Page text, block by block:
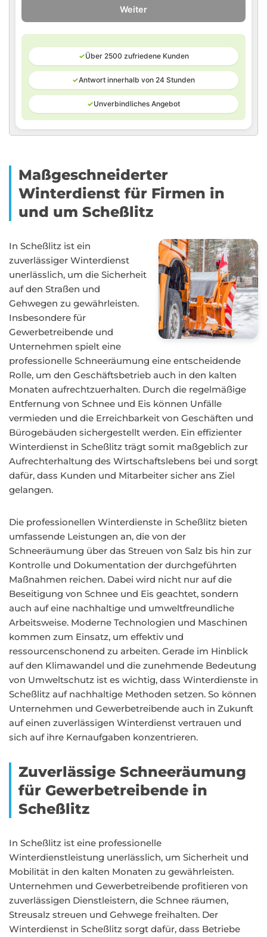
Weiter
✓Über 2500 zufriedene Kunden
✓Antwort innerhalb von 24 Stunden
✓Unverbindliches Angebot
Maßgeschneiderter
Winterdienst für Firmen in
und um Scheßlitz
In Scheßlitz ist ein
zuverlässiger Winterdienst
unerlässlich, um die Sicherheit
auf den Straßen und
Gehwegen zu gewährleisten.
Insbesondere für
Gewerbetreibende und
Unternehmen spielt eine
professionelle Schneeräumung eine entscheidende
Rolle, um den Geschäftsbetrieb auch in den kalten
Monaten aufrechtzuerhalten. Durch die regelmäßige
Entfernung von Schnee und Eis können Unfälle
vermieden und die Erreichbarkeit von Geschäften und
Bürogebäuden sichergestellt werden. Ein effizienter
Winterdienst in Scheßlitz trägt somit maßgeblich zur
Aufrechterhaltung des Wirtschaftslebens bei und sorgt
dafür, dass Kunden und Mitarbeiter sicher ans Ziel
gelangen.
Die professionellen Winterdienste in Scheßlitz bieten
umfassende Leistungen an, die von der
Schneeräumung über das Streuen von Salz bis hin zur
Kontrolle und Dokumentation der durchgeführten
Maßnahmen reichen. Dabei wird nicht nur auf die
Beseitigung von Schnee und Eis geachtet, sondern
auch auf eine nachhaltige und umweltfreundliche
Arbeitsweise. Moderne Technologien und Maschinen
kommen zum Einsatz, um effektiv und
ressourcenschonend zu arbeiten. Gerade im Hinblick
auf den Klimawandel und die zunehmende Bedeutung
von Umweltschutz ist es wichtig, dass Winterdienste in
Scheßlitz auf nachhaltige Methoden setzen. So können
Unternehmen und Gewerbetreibende auch in Zukunft
auf einen zuverlässigen Winterdienst vertrauen und
sich auf ihre Kernaufgaben konzentrieren.
Zuverlässige Schneeräumung
für Gewerbetreibende in
Scheßlitz
In Scheßlitz ist eine professionelle
Winterdienstleistung unerlässlich, um Sicherheit und
Mobilität in den kalten Monaten zu gewährleisten.
Unternehmen und Gewerbetreibende profitieren von
zuverlässigen Dienstleistern, die Schnee räumen,
Streusalz streuen und Gehwege freihalten. Der
Winterdienst in Scheßlitz sorgt dafür, dass Betriebe